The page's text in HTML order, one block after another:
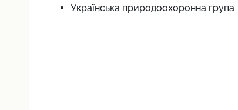
Українська природоохоронна група